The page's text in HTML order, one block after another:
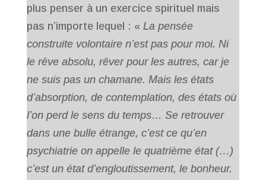
plus penser à un exercice spirituel mais
pas n’importe lequel : « La pensée
construite volontaire n’est pas pour moi. Ni
le rêve absolu, rêver pour les autres, car je
ne suis pas un chamane. Mais les états
d’absorption, de contemplation, des états où
l’on perd le sens du temps… Se retrouver
dans une bulle étrange, c’est ce qu’en
psychiatrie on appelle le quatrième état (…)
c’est un état d’engloutissement, le bonheur.